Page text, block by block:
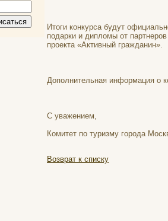
Итоги конкурса будут
подарки и дипломы от
проекта «Активный гражданин».
Дополнительная информация о
С уважением,
Комитет по туризму города
Возврат к списку